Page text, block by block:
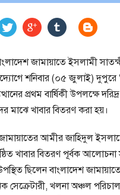
জামায়াতে ইসলামী
শনিবার (০৫ জুলাই)
প্রথম বার্ষিকী উপলক্ষে
মাঝে খাবার বিতরণ করা হয়।
আমীর জাহিদুল
খাবার বিতরণ পূর্বক আলোচনা
ছিলেন বাংলাদেশ
সেক্রেটারী, খলনা অঞ্চল